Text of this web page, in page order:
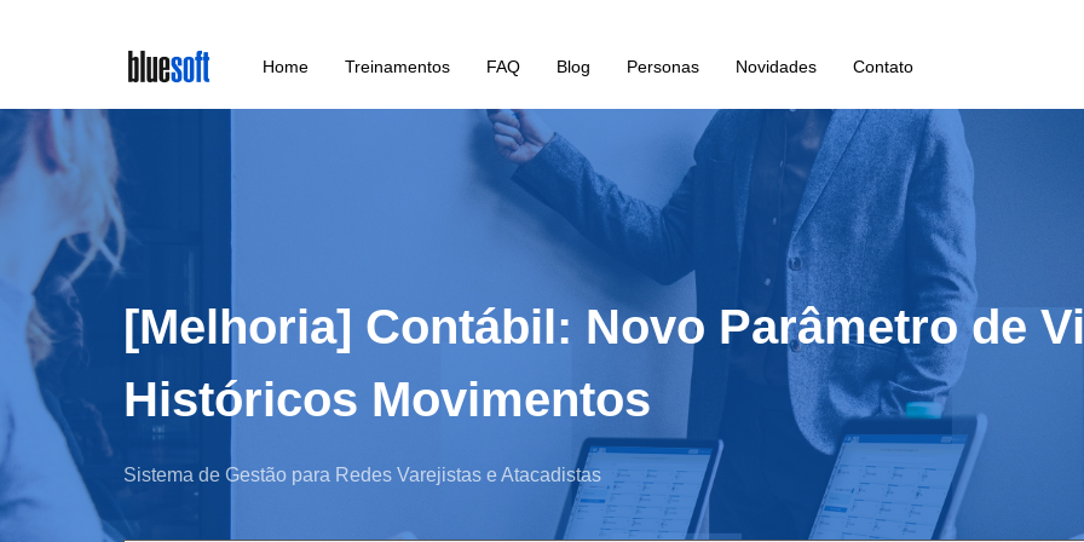
main
content
Home Treinamentos FAQ Blog Personas Novidades Contato
[Melhoria] Contábil: Novo Parâmetro de
Históricos Movimentos
Sistema de Gestão para Redes Varejistas e Atacadistas